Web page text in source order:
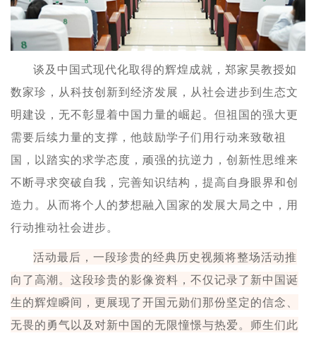
谈及中国式现代化取得的辉煌成就，郑家昊教授如
数家珍，从科技创新到经济发展，从社会进步到生态文
明建设，无不彰显着中国力量的崛起。但祖国的强大更
需要后续力量的支撑，他鼓励学子们用行动来致敬祖
国，以踏实的求学态度，顽强的抗逆力，创新性思维来
不断寻求突破自我，完善知识结构，提高自身眼界和创
造力。从而将个人的梦想融入国家的发展大局之中，用
行动推动社会进步。
活动最后，一段珍贵的经典历史视频将整场活动推
向了高潮。这段珍贵的影像资料，不仅记录了新中国诞
生的辉煌瞬间，更展现了开国元勋们那份坚定的信念、
无畏的勇气以及对新中国的无限憧憬与热爱。师生们此